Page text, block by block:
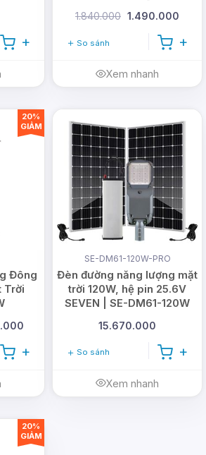
1.840.000 1.490.000
So sánh
Xem nhanh
Đông
Trời
20%
GIẢM
SE-DM61-120W-PRO
Đèn đường năng lượng mặt
trời 120W, hệ pin 25.6V
SEVEN | SE-DM61-120W
15.670.000
So sánh
Xem nhanh
20%
GIẢM